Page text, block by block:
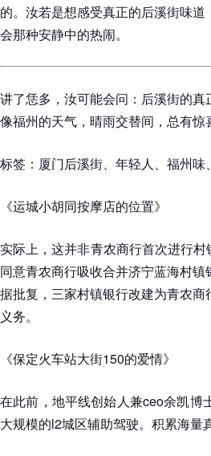
的。汝若是想感受真正的后溪街味
会那种安静中的热闹。
讲了恁多，汝可能会问：后溪街的
像福州的天气，晴雨交替间，总有惊
标签：厦门后溪街、年轻人、福州
《运城小胡同按摩店的位置》
实际上，这并非青农商行首次进行
同意青农商行吸收合并济宁蓝海村
据批复，三家村镇银行改建为青农
义务。
《保定火车站大街150的爱情》
在此前，地平线创始人兼ceo余凯博
大规模的l2城区辅助驾驶。积累海量